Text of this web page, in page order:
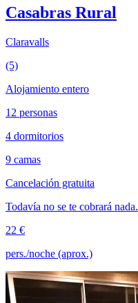
Casabras Rural
Claravalls
(5)
Alojamiento entero
12 personas
4 dormitorios
9 camas
Cancelación gratuita
Todavía no se te cobrará nada.
22 €
pers./noche (aprox.)